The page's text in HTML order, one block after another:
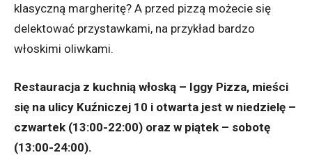
klasyczną margheritę? A przed pizzą możecie się
delektować przystawkami, na przykład bardzo
włoskimi oliwkami.
Restauracja z kuchnią włoską – Iggy Pizza, mieści
się na ulicy Kuźniczej 10 i otwarta jest w niedzielę –
czwartek (13:00-22:00) oraz w piątek – sobotę
(13:00-24:00).